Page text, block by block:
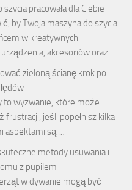
pracowała dla Ciebie
by Twoja maszyna do szycia
w kreatywnych
akcesoriów oraz …
zieloną ścianę krok po
to wyzwanie, które może
jeśli popełnisz kilka
aspektami są …
metody usuwania i
z pupilem
w dywanie mogą być